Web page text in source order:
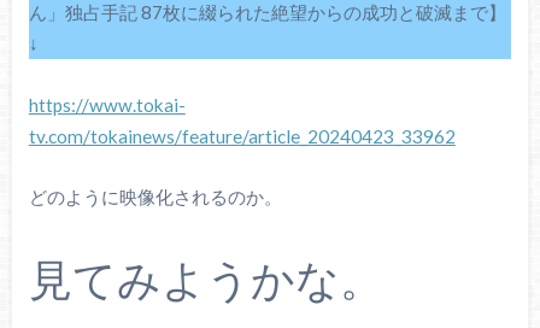
ん」独占手記 87枚に綴られた絶望からの成功と破滅まで】
↓
https://www.tokai-
tv.com/tokainews/feature/article_20240423_33962
どのように映像化されるのか。
見てみようかな。